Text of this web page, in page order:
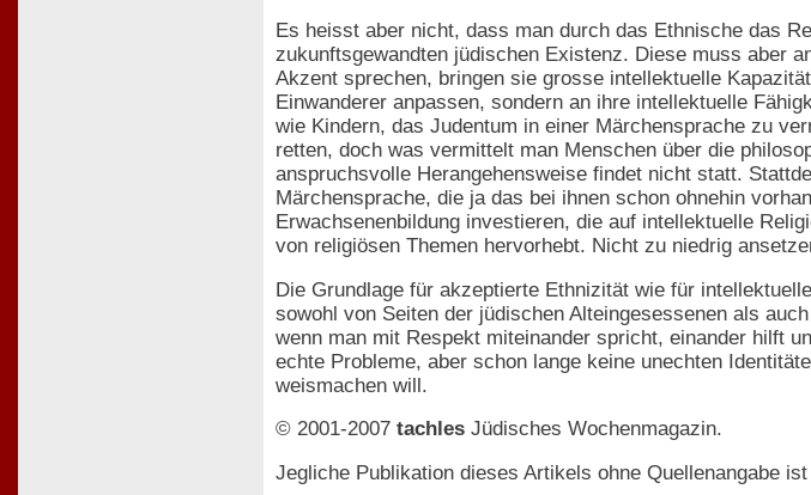
Es heisst aber nicht, dass man durch das Ethnische das
zukunftsgewandten jüdischen Existenz. Diese muss aber
Akzent sprechen, bringen sie grosse intellektuelle
Einwanderer anpassen, sondern an ihre intellektuelle
wie Kindern, das Judentum in einer Märchensprache zu
retten, doch was vermittelt man Menschen über die
anspruchsvolle Herangehensweise findet nicht statt.
Märchensprache, die ja das bei ihnen schon ohnehin
Erwachsenenbildung investieren, die auf intellektuelle
von religiösen Themen hervorhebt. Nicht zu niedrig
Die Grundlage für akzeptierte Ethnizität wie für
sowohl von Seiten der jüdischen Alteingesessenen als
wenn man mit Respekt miteinander spricht, einander hilft
echte Probleme, aber schon lange keine unechten
weismachen will.
© 2001-2007 tachles Jüdisches Wochenmagazin.
Jegliche Publikation dieses Artikels ohne Quellenangabe